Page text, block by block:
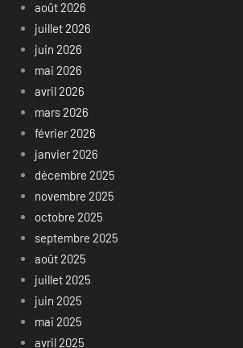
août 2026
juillet 2026
juin 2026
mai 2026
avril 2026
mars 2026
février 2026
janvier 2026
décembre 2025
novembre 2025
octobre 2025
septembre 2025
août 2025
juillet 2025
juin 2025
mai 2025
avril 2025